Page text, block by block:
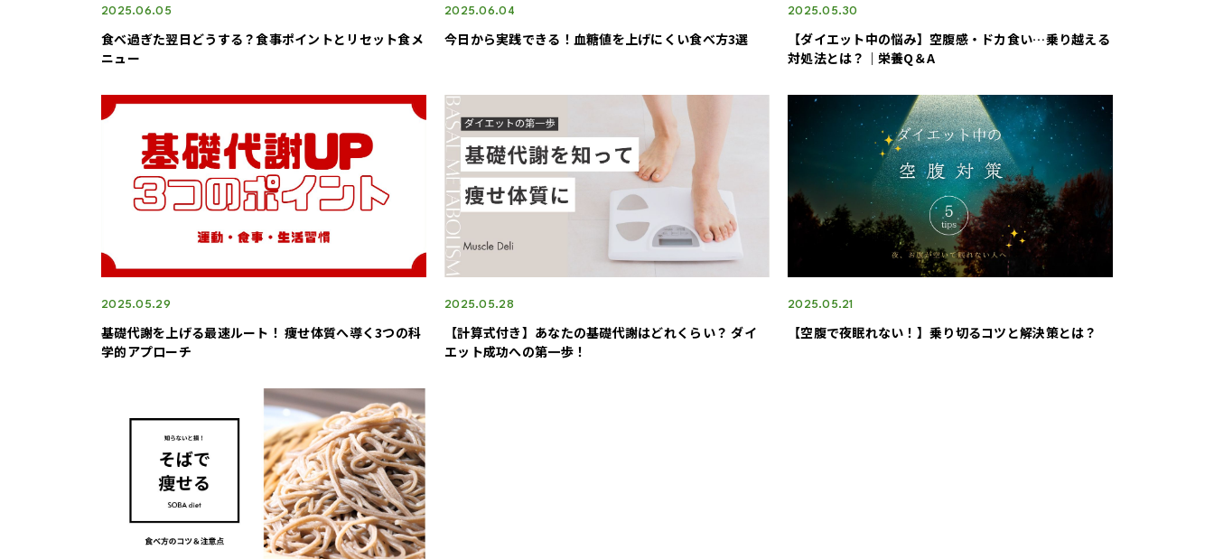
2025.06.05
食べ過ぎた翌日どうする？食事ポイントとリセット食メ
ニュー
2025.06.04
今日から実践できる！血糖値を上げにくい食べ方3選
2025.05.30
【ダイエット中の悩み】空腹感・ドカ食い…乗り越える
対処法とは？｜栄養Q＆A
2025.05.29
基礎代謝を上げる最速ルート！ 痩せ体質へ導く3つの科
学的アプローチ
2025.05.28
【計算式付き】あなたの基礎代謝はどれくらい？ ダイ
エット成功への第一歩！
2025.05.21
【空腹で夜眠れない！】乗り切るコツと解決策とは？